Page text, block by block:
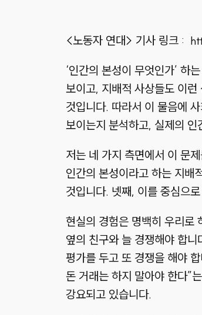
<노동자 연대> 기사 링크 :
‘인간의 본성이 무엇인가’ 하
보이고, 지배적 사상들도 이
것입니다. 따라서 이 물음에
보이는지 분석하고, 실제의
저는 네 가지 측면에서 이 문
인간의 본성이라고 하는 지배
것입니다. 넷째, 이를 중심으
현실의 경험은 명백히 우리로
옆의 친구와 늘 경쟁해야 합
평가를 두고 또 경쟁을 해야
돈 거래는 하지 말아야 한다”
강요되고 있습니다.